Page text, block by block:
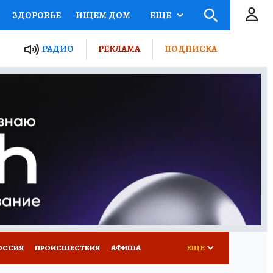
ЗДОРОВЬЕ ИЩЕМ ДОМ
ПРОЕКТЫ РОССИИ
ПУТЕВОДИТЕЛЬ
ПОТРЕБИТЕЛЯ
ЕЩЕ
РАДИО РЕКЛАМА ПОДПИСКА
ПРОИСШЕСТВИЯ АФИША ЕЩЕ